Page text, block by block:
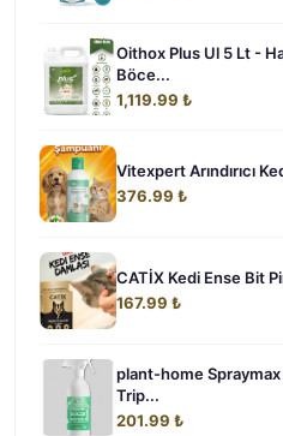
Oithox Plus Ul 5 Lt -
Böce...
1,119.99 ₺
Vitexpert Arındırıcı
376.99 ₺
CATİX Kedi Ense Bit
167.99 ₺
plant-home
Trip...
201.99 ₺